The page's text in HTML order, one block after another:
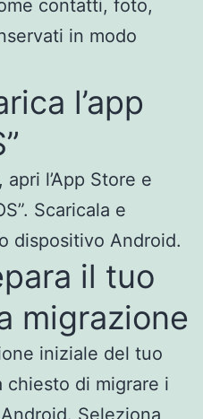
contatti, foto,
in modo
l’app
l’App Store e
Scaricala e
dispositivo Android.
il tuo
migrazione
iniziale del tuo
chiesto di migrare i
Seleziona